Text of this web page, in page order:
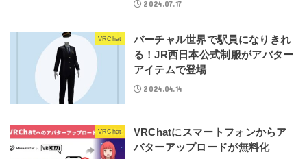
2024.07.17
VRChat
バーチャル世界で駅員になりきれ
る！JR西日本公式制服がアバター
アイテムで登場
2024.04.14
VRChat
VRChatにスマートフォンからア
バターアップロードが無料化